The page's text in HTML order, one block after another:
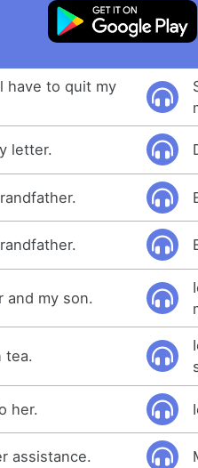
have to quit my
letter.
and my son.
tea.
her.
assistance.